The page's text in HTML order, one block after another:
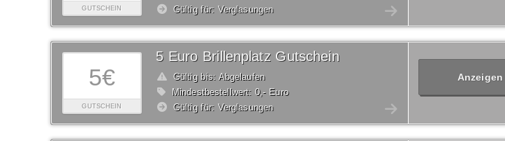
GUTSCHEIN
Gültig für: Verglasungen
5€
GUTSCHEIN
5 Euro Brillenplatz Gutschein
Gültig bis: Abgelaufen
Mindestbestellwert: 0,- Euro
Gültig für: Verglasungen
Anzeigen